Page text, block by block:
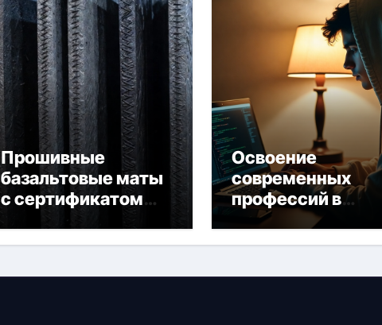
Прошивные
базальтовые маты
с сертификатом
негорючести
Освоение
современных
профессий в
онлайн-формате